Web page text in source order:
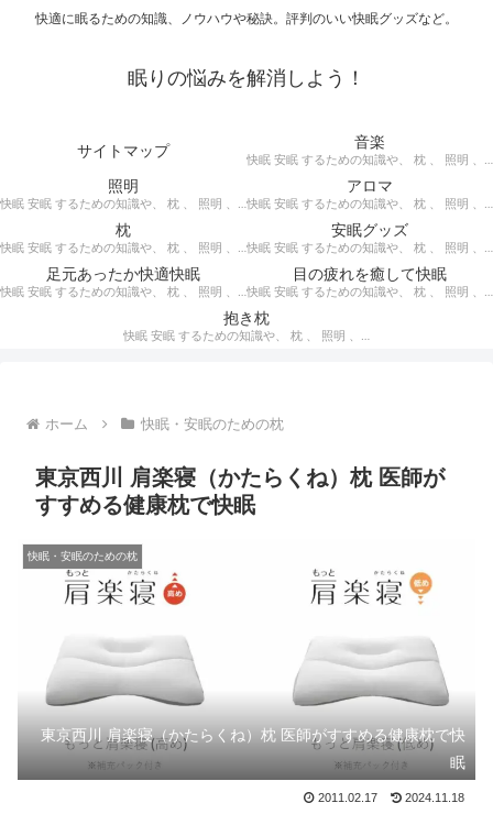
快適に眠るための知識、ノウハウや秘訣。評判のいい快眠グッズなど。
眠りの悩みを解消しよう！
サイトマップ 音楽
快眠 安眠 するための知識や、 枕 、 照明 、 アロマ など、おすすめの グッズ を紹介。 快眠 安眠 のための 音楽 CD の紹介です。 ヒーリングCD リラクゼーションCD インストゥルメンタルCD オルゴールCD ヘミシンクCD α波音楽 など。
照明
快眠 安眠 するための知識や、 枕 、 照明 、 アロマ など、おすすめの グッズ などを紹介。 快眠 安眠 のための 照明 フロアライト テーブルライト デスクライト スタンドライト など。
アロマ
快眠 安眠 するための知識や、 枕 、 照明 、 アロマ など、おすすめの グッズ などを紹介。 エッセンシャルオイル をはじめ、 アロマオイル を利用した アロマランプ 、 アロマディフューザー 、 アロマスプレー などの紹介です。
枕
快眠 安眠 するための知識や、 枕 、 照明 、 アロマ など、おすすめの グッズ などを紹介。 ぐっすり眠るために重要な枕選びのポイントや商品の紹介、 テンピュール 、 マニフレックス など。
安眠グッズ
快眠 安眠 するための知識や、 枕 、 照明 、 アロマ など、おすすめの グッズ などを紹介。 いろいろな 快眠 安眠 グッズ の紹介、足枕、うたた寝枕、目覚まし時計、入浴剤 など。
足元あったか快適快眠
快眠 安眠 するための知識や、 枕 、 照明 、 アロマ など、おすすめの グッズ などを紹介。 足元あったかで快適に眠るための 湯たんぽ あったか靴下 レッグウォーマー などの紹介です。
目の疲れを癒して快眠
快眠 安眠 するための知識や、 枕 、 照明 、 アロマ など、おすすめの グッズ などを紹介。 目の疲れを癒やす、 快眠、安眠 のための アイマスク アイピロー について。
抱き枕
快眠 安眠 するための知識や、 枕 、 照明 、 アロマ など、おすすめの グッズ などを紹介。 安心感を得る、リラックスして眠れるための 抱き枕 の紹介です。 妊婦さんや赤ちゃん、腰痛がある人におすすめ。
ホーム 快眠・安眠のための枕
東京西川 肩楽寝（かたらくね）枕 医師が
すすめる健康枕で快眠
快眠・安眠のための枕
東京西川 肩楽寝（かたらくね）枕 医師がすすめる健康枕で快
眠
2011.02.17 2024.11.18